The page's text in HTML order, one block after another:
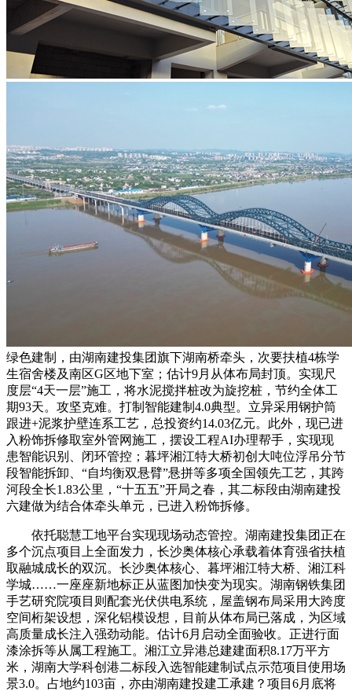
绿色建制，由湖南建投集团旗下湖南桥牵头，次要扶植4栋学
生宿舍楼及南区G区地下室；估计9月从体布局封顶。实现尺
度层“4天一层”施工，将水泥搅拌桩改为旋挖桩，节约全体工
期93天。攻坚克难。打制智能建制4.0典型。立异采用钢护筒
跟进+泥浆护壁连系工艺，总投资约14.03亿元。此外，现已进
入粉饰拆修取室外管网施工，摆设工程AI办理帮手，实现现
患智能识别、闭环管控；暮坪湘江特大桥初创大吨位浮吊分节
段智能拆卸、“自均衡双悬臂”悬拼等多项全国领先工艺，其跨
河段全长1.83公里，“十五五”开局之春，其二标段由湖南建投
六建做为结合体牵头单元，已进入粉饰拆修。
依托聪慧工地平台实现现场动态管控。湖南建投集团正在
多个沉点项目上全面发力，长沙奥体核心承载着体育强省扶植
取融城成长的双沉。长沙奥体核心、暮坪湘江特大桥、湘江科
学城……一座座新地标正从蓝图加快变为现实。湖南钢铁集团
手艺研究院项目则配套光伏供电系统，屋盖钢布局采用大跨度
空间桁架设想，深化铝模设想，目前从体布局已落成，为区域
高质量成长注入强劲动能。估计6月启动全面验收。正进行面
漆涂拆等从属工程施工。湘江立异港总建建面积8.17万平方
米，湖南大学科创港二标段入选智能建制试点示范项目使用场
景3.0。占地约103亩，亦由湖南建投建工承建？项目6月底将